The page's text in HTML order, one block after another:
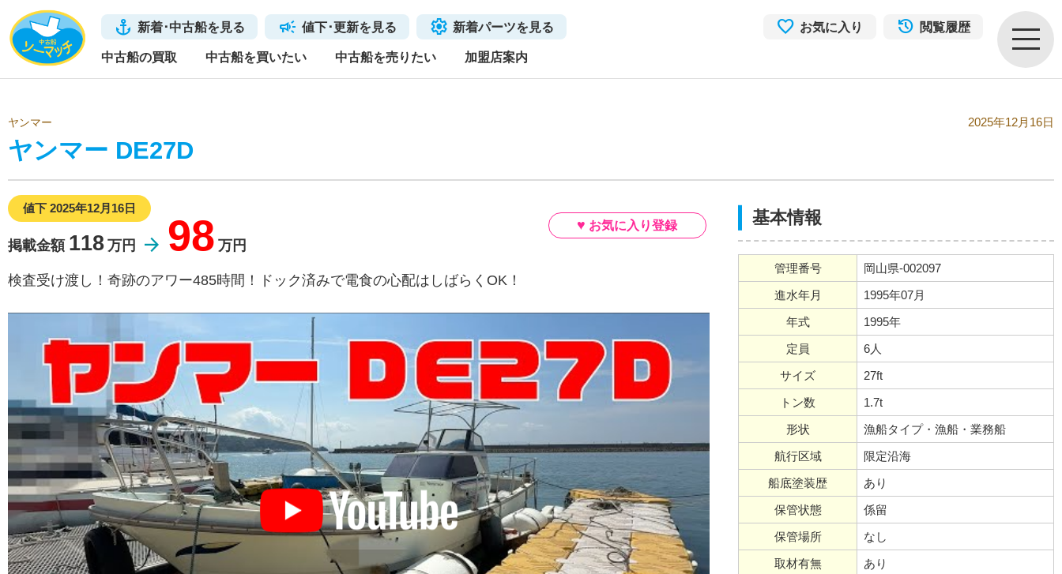
新着･中古船を見る 値下･更新を見る 新着パーツを見る お気に入り 閲覧履歴
中古船の買取 中古船を買いたい 中古船を売りたい 加盟店案内
ヤンマー 2025年12月16日
ヤンマー DE27D
値下 2025年12月16日
掲載金額 118 万円 98 万円
検査受け渡し！奇跡のアワー485時間！ドック済みで電食の心配はしばらくOK！
基本情報
管理番号
岡山県-002097
進水年月
1995年07月
年式
1995年
定員
6人
サイズ
27ft
トン数
1.7t
形状
漁船タイプ・漁船・業務船
航行区域
限定沿海
船底塗装歴
あり
保管状態
係留
保管場所
なし
取材有無
あり